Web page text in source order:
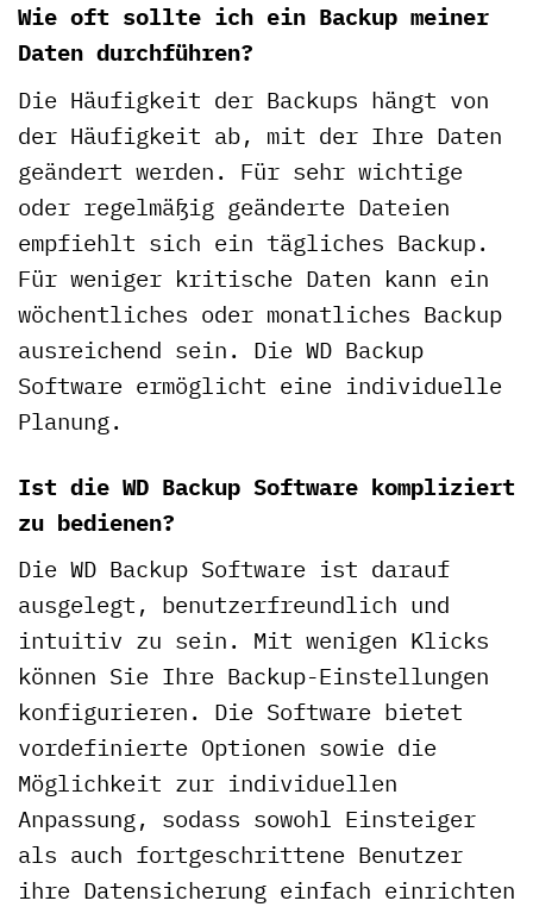
Wie oft sollte ich ein Backup meiner
Daten durchführen?
Die Häufigkeit der Backups hängt von
der Häufigkeit ab, mit der Ihre Daten
geändert werden. Für sehr wichtige
oder regelmäßig geänderte Dateien
empfiehlt sich ein tägliches Backup.
Für weniger kritische Daten kann ein
wöchentliches oder monatliches Backup
ausreichend sein. Die WD Backup
Software ermöglicht eine individuelle
Planung.
Ist die WD Backup Software kompliziert
zu bedienen?
Die WD Backup Software ist darauf
ausgelegt, benutzerfreundlich und
intuitiv zu sein. Mit wenigen Klicks
können Sie Ihre Backup-Einstellungen
konfigurieren. Die Software bietet
vordefinierte Optionen sowie die
Möglichkeit zur individuellen
Anpassung, sodass sowohl Einsteiger
als auch fortgeschrittene Benutzer
ihre Datensicherung einfach einrichten